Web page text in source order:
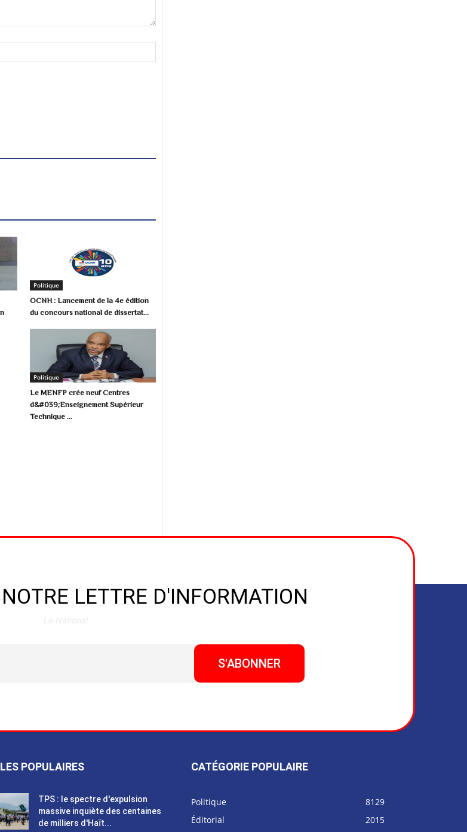
Politique
OCNH : Lancement de la 4e édition
du concours national de dissertat...
Politique
Le MENFP crée neuf Centres
d&#039;Enseignement Supérieur
Technique ...
LETTRE D'INFORMATION
POPULAIRES
TPS : le spectre d'expulsion
massive inquiète des centaines
de milliers d'Haït...
CATÉGORIE POPULAIRE
Politique
8129
Éditorial
2015